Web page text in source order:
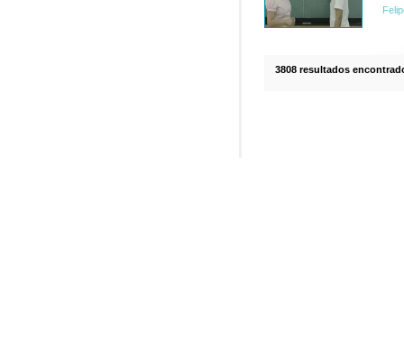
3808 resultados